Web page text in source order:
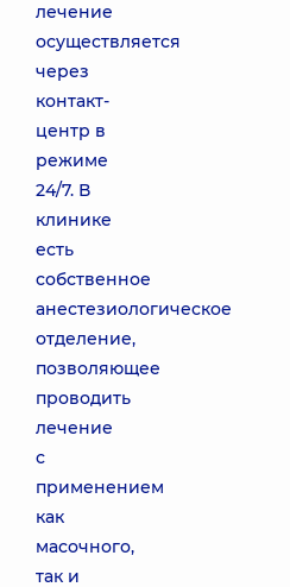
лечение
осуществляется
через
контакт-
центр в
режиме
24/7. В
клинике
есть
собственное
анестезиологическое
отделение,
позволяющее
проводить
лечение
с
применением
как
масочного,
так и